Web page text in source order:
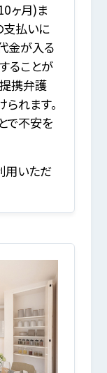
ヶ月)ま
払いに
金が入る
ることが
携弁護
れます。
で不安を
用いただ